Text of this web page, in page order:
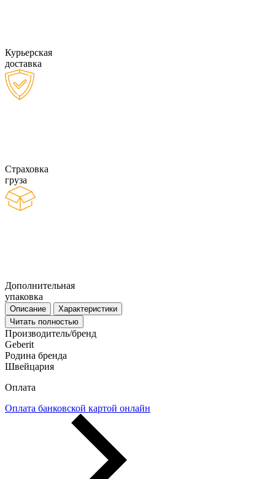
Курьерская
доставка
Страховка
груза
Дополнительная
упаковка
Описание
Характеристики
Читать полностью
Производитель/бренд
Geberit
Родина бренда
Швейцария
Оплата
Оплата банковской картой онлайн